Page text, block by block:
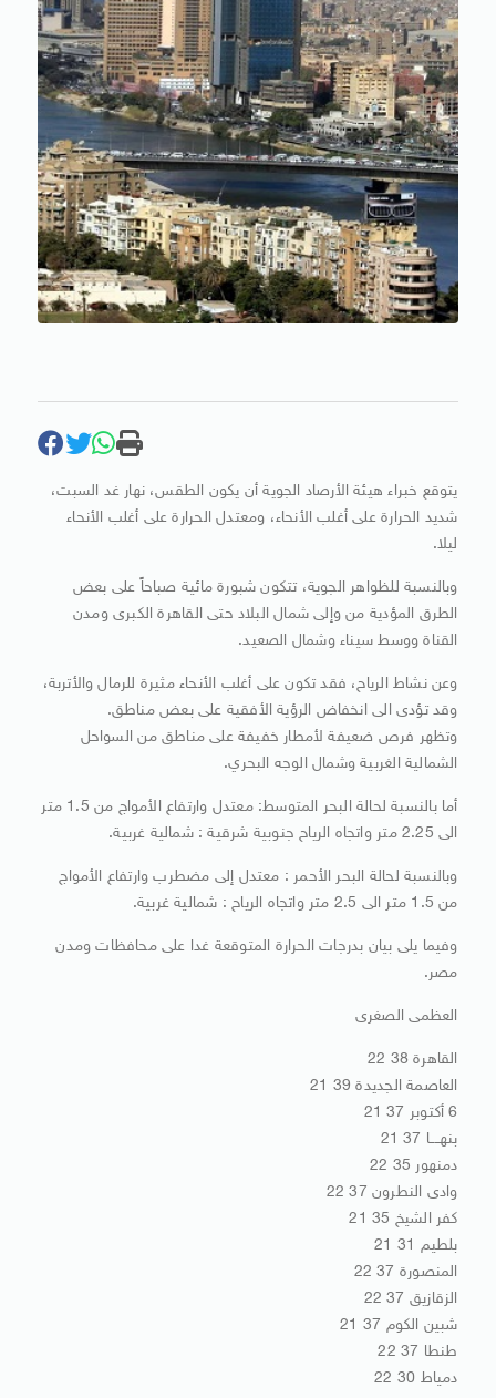
يتوقع خبراء هيئة الأرصاد الجوية أن يكون الطقس، نهار غد السبت،
شديد الحرارة على أغلب الأنحاء، ومعتدل الحرارة على أغلب الأنحاء
ليلا.
وبالنسبة للظواهر الجوية، تتكون شبورة مائية صباحاً على بعض
الطرق المؤدية من وإلى شمال البلاد حتى القاهرة الكبرى ومدن
القناة ووسط سيناء وشمال الصعيد.
وعن نشاط الرياح، فقد تكون على أغلب الأنحاء مثيرة للرمال والأتربة،
وقد تؤدى الى انخفاض الرؤية الأفقية على بعض مناطق.
وتظهر فرص ضعيفة لأمطار خفيفة على مناطق من السواحل
الشمالية الغربية وشمال الوجه البحري.
أما بالنسبة لحالة البحر المتوسط: معتدل وارتفاع الأمواج من 1.5 متر
الى 2.25 متر واتجاه الرياح جنوبية شرقية : شمالية غربية.
وبالنسبة لحالة البحر الأحمر : معتدل إلى مضطرب وارتفاع الأمواج
من 1.5 متر الى 2.5 متر واتجاه الرياح : شمالية غربية.
وفيما يلى بيان بدرجات الحرارة المتوقعة غدا على محافظات ومدن
مصر.
العظمى الصغرى
القاهرة 38 22
العاصمة الجديدة 39 21
6 أكتوبر 37 21
بنهــــا 37 21
دمنهور 35 22
وادى النطرون 37 22
كفر الشيخ 35 21
بلطيم 31 21
المنصورة 37 22
الزقازيق 37 22
شبين الكوم 37 21
طنطا 37 22
دمياط 30 22